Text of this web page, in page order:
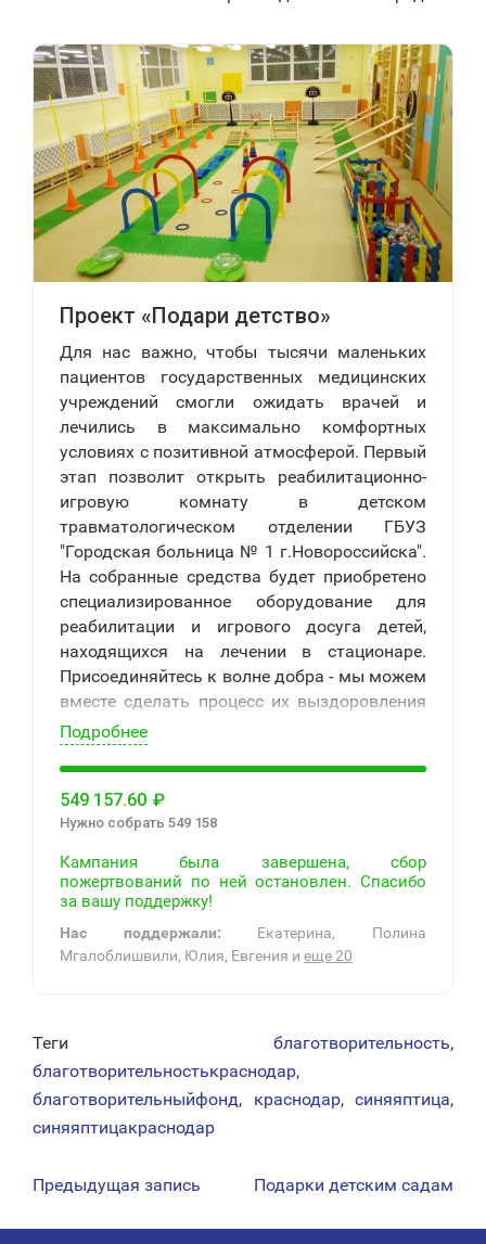
Проект «Подари детство»
Для нас важно, чтобы тысячи маленьких
пациентов государственных медицинских
учреждений смогли ожидать врачей и
лечились в максимально комфортных
условиях с позитивной атмосферой. Первый
этап позволит открыть реабилитационно-
игровую комнату в детском
травматологическом отделении ГБУЗ
"Городская больница № 1 г.Новороссийска".
На собранные средства будет приобретено
специализированное оборудование для
реабилитации и игрового досуга детей,
находящихся на лечении в стационаре.
Присоединяйтесь к волне добра - мы можем
вместе сделать процесс их выздоровления
более быстрым и радостным!
Подробнее
549 157.60 ₽
Нужно собрать 549 158
Нас поддержали: Екатерина, Полина
Мгалоблишвили, Юлия, Евгения и еще 20
Кампания была завершена, сбор
пожертвований по ней остановлен. Спасибо
за вашу поддержку!
Теги благотворительность,
благотворительностькраснодар,
благотворительныйфонд, краснодар, синяяптица,
синяяптицакраснодар
НАВИГАЦИЯ
ПО
Предыдущая запись Подарки детским садам